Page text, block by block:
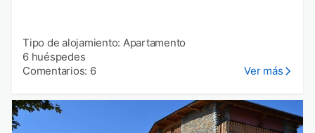
Tipo de alojamiento: Apartamento
6 huéspedes
Comentarios: 6
Ver más